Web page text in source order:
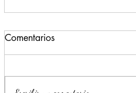
Comentarios